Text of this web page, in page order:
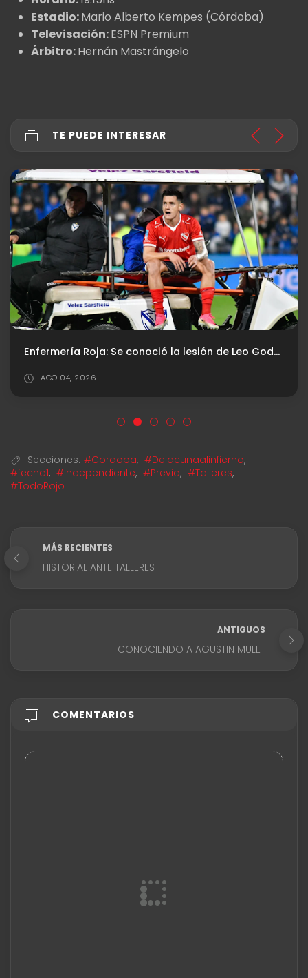
Estadio:Mario Alberto Kempes (Córdoba)
Televisación:ESPN Premium
Árbitro:Hernán Mastrángelo
TE PUEDE INTERESAR
Enfermería Roja: Se conoció la lesión de Leo Godoy
AGO 04, 2026
Secciones: #Cordoba, #Delacunaalinfierno,
#fecha1, #Independiente, #Previa, #Talleres,
#TodoRojo
MÁS RECIENTES
HISTORIAL ANTE TALLERES
ANTIGUOS
CONOCIENDO A AGUSTIN MULET
COMENTARIOS